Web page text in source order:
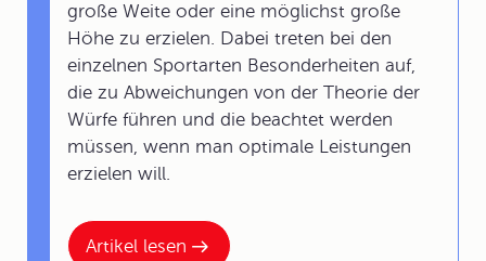
Artikel lesen
große Weite oder eine möglichst große
Höhe zu erzielen. Dabei treten bei den
einzelnen Sportarten Besonderheiten auf,
die zu Abweichungen von der Theorie der
Würfe führen und die beachtet werden
müssen, wenn man optimale Leistungen
erzielen will.